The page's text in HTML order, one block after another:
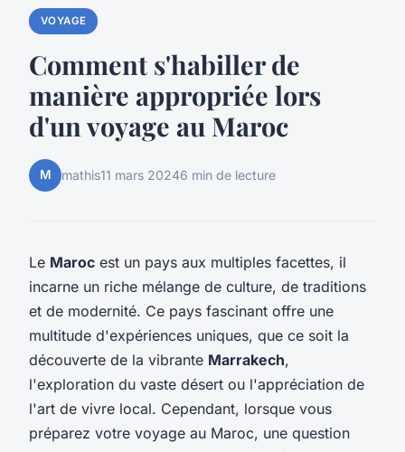
VOYAGE
Comment s'habiller de
manière appropriée lors
d'un voyage au Maroc
M mathis11 mars 20246 min de lecture
Le Maroc est un pays aux multiples facettes, il
incarne un riche mélange de culture, de traditions
et de modernité. Ce pays fascinant offre une
multitude d'expériences uniques, que ce soit la
découverte de la vibrante Marrakech,
l'exploration du vaste désert ou l'appréciation de
l'art de vivre local. Cependant, lorsque vous
préparez votre voyage au Maroc, une question